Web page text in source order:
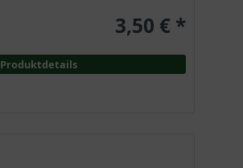
3,50 € *
Produktdetails